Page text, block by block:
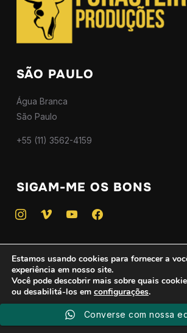
SÃO PAULO
Água Branca
São Paulo
+55 (11) 3562-4159
SIGAM-ME OS BONS
instagramvimeo youtubefacebook
Copyright © 2025 — Todos os direitos
46.746.775/0001-01
WPZOOM
Estamos usando cookies para fornecer a
experiência em nosso site.
Você pode descobrir mais sobre quais
ou desabilitá-los em configurações.
Converse com nossa